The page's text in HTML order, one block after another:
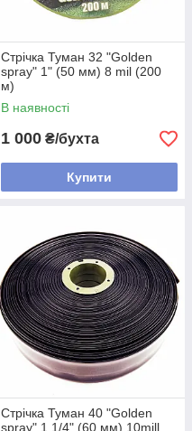
Стрічка Туман 32 "Golden
spray" 1" (50 мм) 8 mil (200
м)
В наявності
1 000 ₴/бухта
Купити
Стрічка Туман 40 "Golden
spray" 1 1/4" (60 мм) 10mill